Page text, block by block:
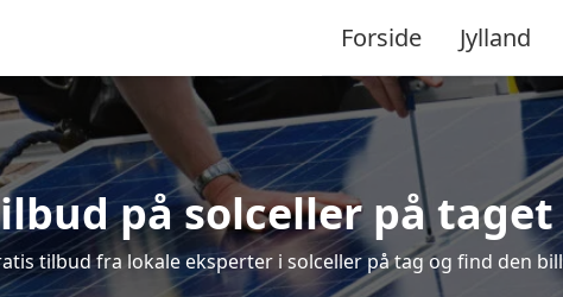
Forside Jylland
på solceller på
tilbud fra lokale eksperter i solceller på tag og find den